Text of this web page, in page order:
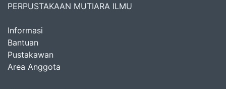
PERPUSTAKAAN MUTIARA ILMU
Informasi
Bantuan
Pustakawan
Area Anggota